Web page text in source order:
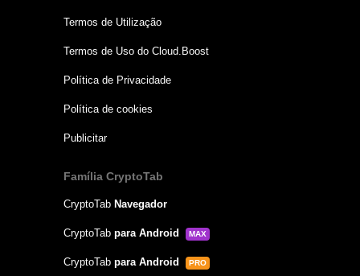
Termos de Utilização
Termos de Uso do Cloud.Boost
Política de Privacidade
Política de cookies
Publicitar
Família CryptoTab
CryptoTab Navegador
CryptoTab para Android MAX
CryptoTab para Android PRO